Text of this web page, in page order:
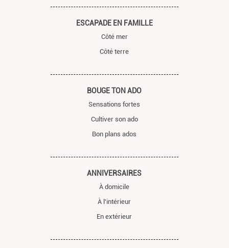
ESCAPADE EN FAMILLE
Côté mer
Côté terre
BOUGE TON ADO
Sensations fortes
Cultiver son ado
Bon plans ados
ANNIVERSAIRES
À domicile
À l'intérieur
En extérieur